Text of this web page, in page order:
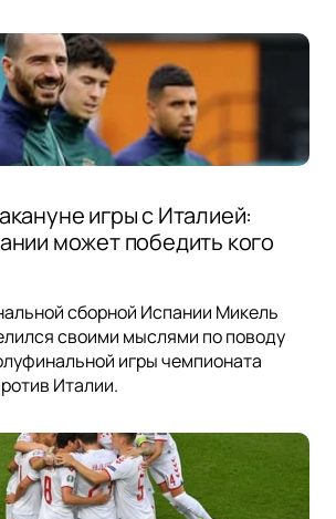
игры с Италией:
может победить кого
сборной Испании Микель
своими мыслями по поводу
игры чемпионата
Италии.